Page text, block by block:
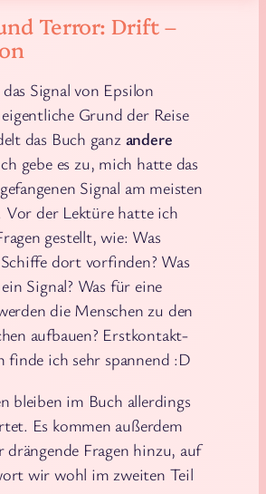
Terror: Drift –
Signal von Epsilon
Grund der Reise
das Buch ganz andere
gebe es zu, mich hatte das
Signal am meisten
Vor der Lektüre hatte ich
gestellt, wie: Was
dort vorfinden? Was
Signal? Was für eine
die Menschen zu den
aufbauen? Erstkontakt-
finde ich sehr spannend :D
bleiben im Buch allerdings
Es kommen außerdem
drängende Fragen hinzu, auf
wir wohl im zweiten Teil